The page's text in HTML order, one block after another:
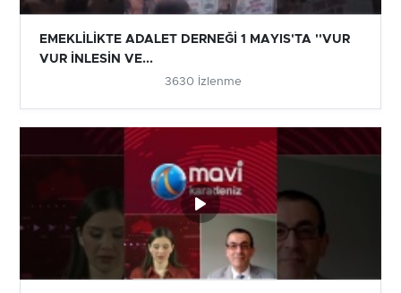
EMEKLİLİKTE ADALET DERNEĞİ 1 MAYIS'TA ''VUR
VUR İNLESİN VE...
3630 İzlenme